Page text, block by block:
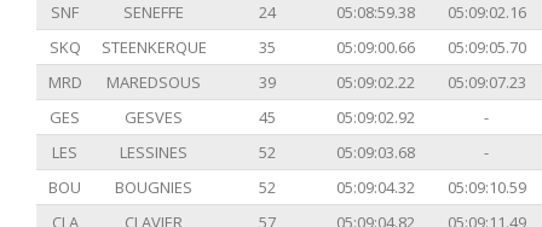
SNF
SENEFFE 24 05:08:59.38
05:09:02.16
SKQ
STEENKERQUE 35 05:09:00.66
05:09:05.70
MRD
MAREDSOUS 39 05:09:02.22
05:09:07.23
GES
GESVES 45 05:09:02.92
-
LES
LESSINES 52 05:09:03.68
-
BOU
BOUGNIES 52 05:09:04.32
05:09:10.59
CLA
CLAVIER 57 05:09:04.82
05:09:11.49